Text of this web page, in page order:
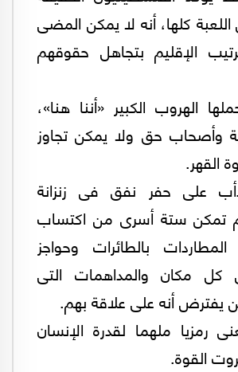
كلها، أنه لا يمكن المضى
الإقليم بتجاهل حقوقهم
الهروب الكبير «أننا هنا»،
حق ولا يمكن تجاوز
القهر.
على حفر نفق فى زنزانة
تمكن ستة أسرى من اكتساب
بالطائرات وحواجز
كل مكان والمداهمات التى
أنه على علاقة بهم.
رمزيا ملهما لقدرة الإنسان
القوة.